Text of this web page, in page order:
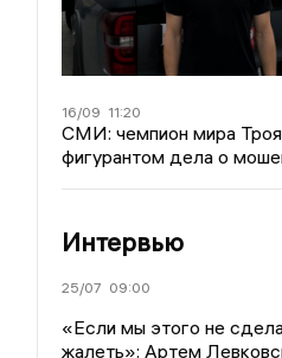
16/09 11:20
СМИ: чемпион мира
фигурантом дела о
Интервью
25/07 09:00
«Если мы этого не
жалеть»: Артем